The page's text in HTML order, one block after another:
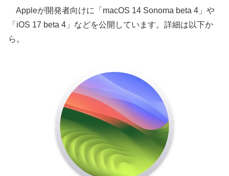
Appleが開発者向けに「macOS 14 Sonoma beta 4」や
「iOS 17 beta 4」などを公開しています。詳細は以下か
ら。